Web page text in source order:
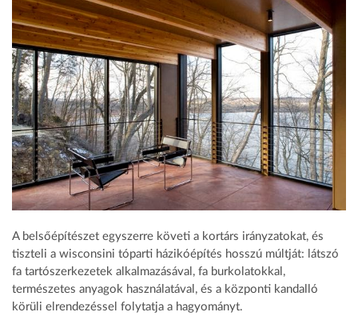
A belsőépítészet egyszerre követi a kortárs irányzatokat, és
tiszteli a wisconsini tóparti házikóépítés hosszú múltját: látszó
fa tartószerkezetek alkalmazásával, fa burkolatokkal,
természetes anyagok használatával, és a központi kandalló
körüli elrendezéssel folytatja a hagyományt.